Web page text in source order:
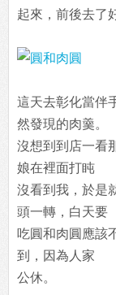
起來，前後去了
這天去彰化當伴
然發現的肉羹。
沒想到到店一看
娘在裡面打盹
沒看到我，於是
頭一轉，白天要
吃圓和肉圓應該
到，因為人家
公休。